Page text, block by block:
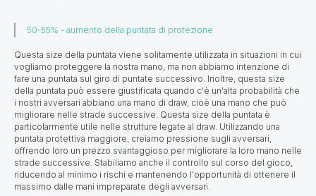
50-55% - aumento della puntata di protezione
Questa size della puntata viene solitamente utilizzata in situazioni in cui
vogliamo proteggere la nostra mano, ma non abbiamo intenzione di
fare una puntata sul giro di puntate successivo. Inoltre, questa size
della puntata può essere giustificata quando c'è un'alta probabilità che
i nostri avversari abbiano una mano di draw, cioè una mano che può
migliorare nelle strade successive. Questa size della puntata è
particolarmente utile nelle strutture legate al draw. Utilizzando una
puntata protettiva maggiore, creiamo pressione sugli avversari,
offrendo loro un prezzo svantaggioso per migliorare la loro mano nelle
strade successive. Stabiliamo anche il controllo sul corso del gioco,
riducendo al minimo i rischi e mantenendo l'opportunità di ottenere il
massimo dalle mani impreparate degli avversari.